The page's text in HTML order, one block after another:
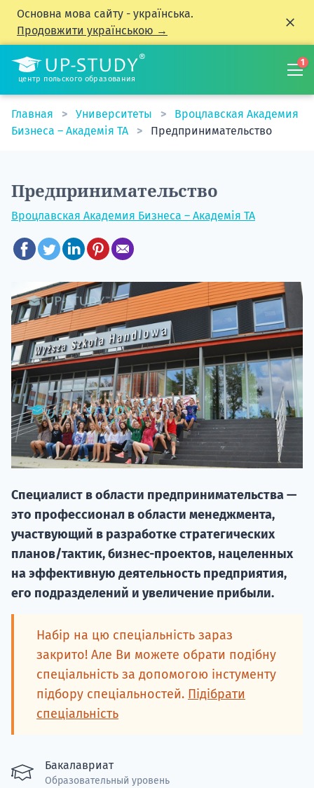
Основна мова сайту - українська.
Продовжити українською →
центр польского образования
1
Главная Университеты
Вроцлавская Академия
Бизнеса – Академія TA
Предпринимательство
Предпринимательство
Вроцлавская Академия Бизнеса – Академія TA
Специалист в области предпринимательства —
это профессионал в области менеджмента,
участвующий в разработке стратегических
планов/тактик, бизнес-проектов, нацеленных
на эффективную деятельность предприятия,
его подразделений и увеличение прибыли.
Набір на цю спеціальність зараз
закрито! Але Ви можете обрати подібну
спеціальність за допомогою інстументу
підбору спеціальностей. Підібрати
спеціальність
Бакалавриат
Образовательный уровень